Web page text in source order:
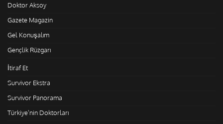
Doktor Aksoy
Gazete Magazin
Gel Konuşalım
Gençlik Rüzgarı
İtiraf Et
Survivor Ekstra
Survivor Panorama
Türkiye'nin Doktorları